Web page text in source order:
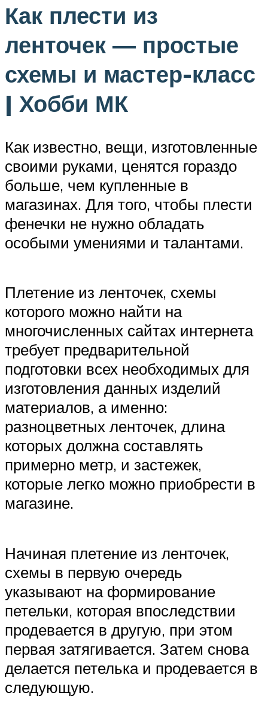
Как плести из
ленточек — простые
схемы и мастер-класс
| Хобби МК
Как известно, вещи, изготовленные
своими руками, ценятся гораздо
больше, чем купленные в
магазинах. Для того, чтобы плести
фенечки не нужно обладать
особыми умениями и талантами.
Плетение из ленточек, схемы
которого можно найти на
многочисленных сайтах интернета
требует предварительной
подготовки всех необходимых для
изготовления данных изделий
материалов, а именно:
разноцветных ленточек, длина
которых должна составлять
примерно метр, и застежек,
которые легко можно приобрести в
магазине.
Начиная плетение из ленточек,
схемы в первую очередь
указывают на формирование
петельки, которая впоследствии
продевается в другую, при этом
первая затягивается. Затем снова
делается петелька и продевается в
следующую.